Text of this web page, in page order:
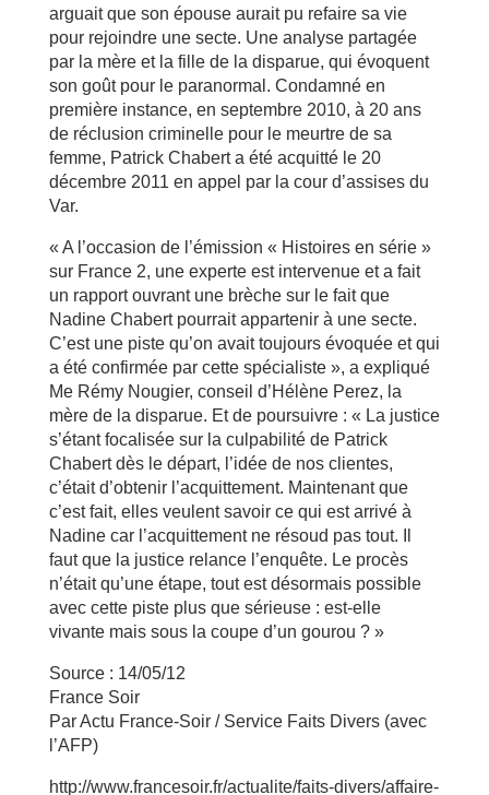
arguait que son épouse aurait pu refaire sa vie
pour rejoindre une secte. Une analyse partagée
par la mère et la fille de la disparue, qui évoquent
son goût pour le paranormal. Condamné en
première instance, en septembre 2010, à 20 ans
de réclusion criminelle pour le meurtre de sa
femme, Patrick Chabert a été acquitté le 20
décembre 2011 en appel par la cour d’assises du
Var.
« A l’occasion de l’émission « Histoires en série »
sur France 2, une experte est intervenue et a fait
un rapport ouvrant une brèche sur le fait que
Nadine Chabert pourrait appartenir à une secte.
C’est une piste qu’on avait toujours évoquée et qui
a été confirmée par cette spécialiste », a expliqué
Me Rémy Nougier, conseil d’Hélène Perez, la
mère de la disparue. Et de poursuivre : « La justice
s’étant focalisée sur la culpabilité de Patrick
Chabert dès le départ, l’idée de nos clientes,
c’était d’obtenir l’acquittement. Maintenant que
c’est fait, elles veulent savoir ce qui est arrivé à
Nadine car l’acquittement ne résoud pas tout. Il
faut que la justice relance l’enquête. Le procès
n’était qu’une étape, tout est désormais possible
avec cette piste plus que sérieuse : est-elle
vivante mais sous la coupe d’un gourou ? »
Source : 14/05/12
France Soir
Par Actu France-Soir / Service Faits Divers (avec
l’AFP)
http://www.francesoir.fr/actualite/faits-divers/affaire-